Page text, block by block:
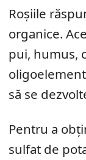
Roșiile
organice.
pui, humus,
să se
Pentru a
sulfat de